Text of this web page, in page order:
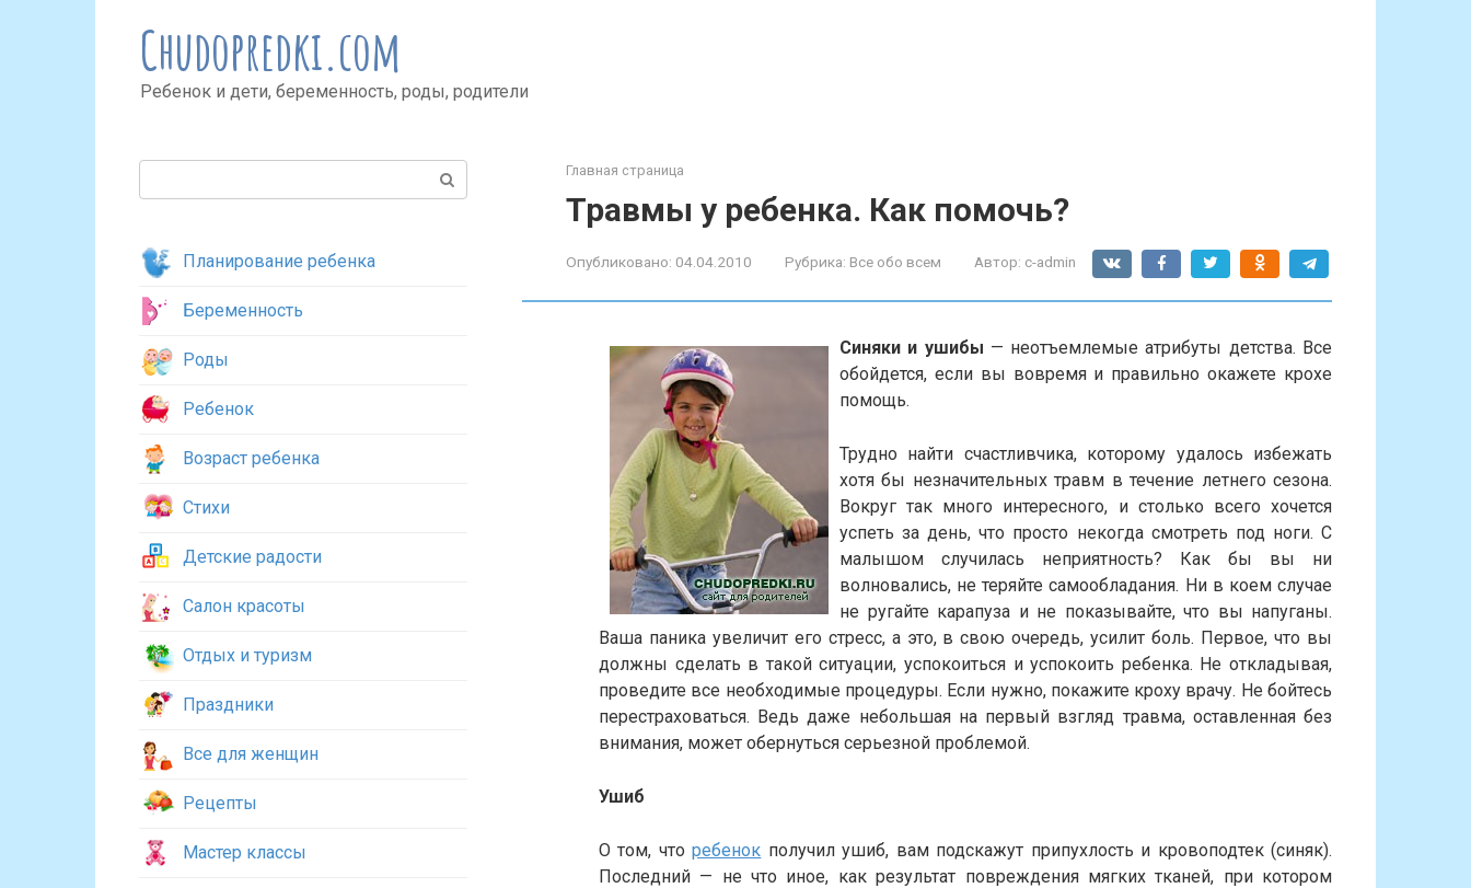
Chudopredki.com
Ребенок и дети, беременность, роды, родители
Главная страница
Травмы у ребенка. Как помочь?
Опубликовано: 04.04.2010 Рубрика: Все обо всем Автор: c-admin
Синяки и ушибы — неотъемлемые атрибуты детства. Все
обойдется, если вы вовремя и правильно окажете крохе
помощь.
Трудно найти счастливчика, которому удалось избежать
хотя бы незначительных травм в течение летнего сезона.
Вокруг так много интересного, и столько всего хочется
успеть за день, что просто некогда смотреть под ноги. С
малышом случилась неприятность? Как бы вы ни
волновались, не теряйте самообладания. Ни в коем случае
не ругайте карапуза и не показывайте, что вы напуганы.
Ваша паника увеличит его стресс, а это, в свою очередь, усилит боль. Первое, что вы
должны сделать в такой ситуации, успокоиться и успокоить ребенка. Не откладывая,
проведите все необходимые процедуры. Если нужно, покажите кроху врачу. Не бойтесь
перестраховаться. Ведь даже небольшая на первый взгляд травма, оставленная без
внимания, может обернуться серьезной проблемой.
Ушиб
О том, чторебенок получил ушиб, вам подскажут припухлость и кровоподтек (синяк).
Последний — не что иное, как результат повреждения мягких тканей, при котором
Планирование ребенка
Беременность
Роды
Ребенок
Возраст ребенка
Стихи
Детские радости
Салон красоты
Отдых и туризм
Праздники
Все для женщин
Рецепты
Мастер классы